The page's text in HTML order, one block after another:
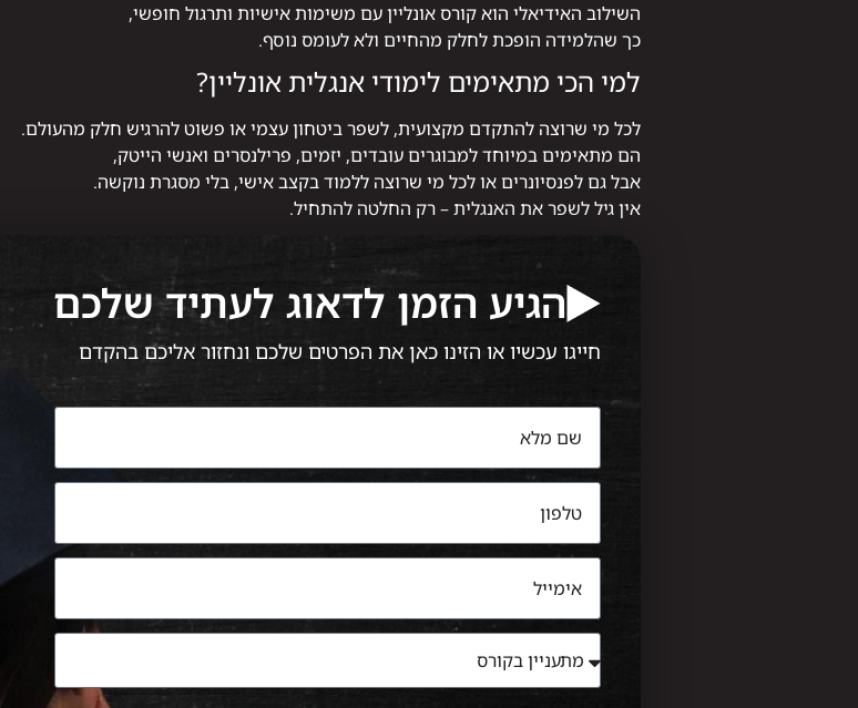
השילוב האידיאלי הוא קורס אונליין עם משימות אישיות ותרגול חופשי,
כך שהלמידה הופכת לחלק מהחיים ולא לעומס נוסף.
למי הכי מתאימים לימודי אנגלית אונליין?
לכל מי שרוצה להתקדם מקצועית, לשפר ביטחון עצמי או פשוט להרגיש חלק מהעולם.
הם מתאימים במיוחד למבוגרים עובדים, יזמים, פרילנסרים ואנשי הייטק,
אבל גם לפנסיונרים או לכל מי שרוצה ללמוד בקצב אישי, בלי מסגרת נוקשה.
אין גיל לשפר את האנגלית – רק החלטה להתחיל.
הגיע הזמן לדאוג לעתיד שלכם
חייגו עכשיו או הזינו כאן את הפרטים שלכם ונחזור אליכם בהקדם